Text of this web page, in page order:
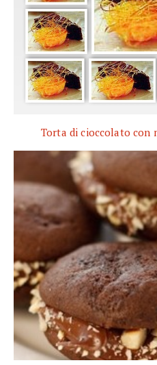
Torta di cioccolato con